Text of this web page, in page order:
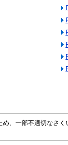
、一部不適切なさく